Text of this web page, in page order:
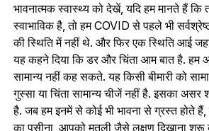
भावनात्मक स्वास्थ्य को देखें, यदि हम मानते हैं कि
स्वाभाविक है, तो हम COVID से पहले भी
की स्थिति में नहीं थे. और फिर एक स्थिति आई
यह कहने दिया कि डर और चिंता आम बात है. हम
सामान्य नहीं कह सकते. यह किसी बीमारी को
गुस्सा या चिंता सामान्य चीजें नहीं है. इसका असर
है. जब हम इनमें से कोई भी भावना से ग्रस्‍त होते हैं,
का पसीना, आपको मतली जैसे लक्षण दिखाना शुरू